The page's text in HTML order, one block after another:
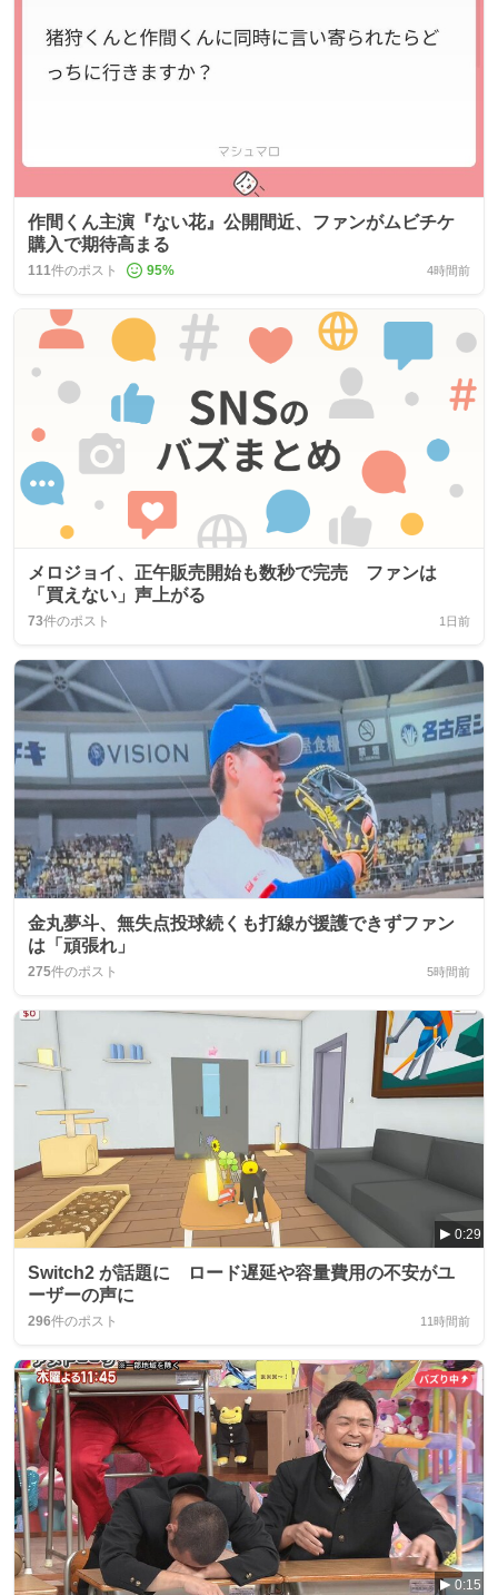
作間くん主演『ない花』公開間近、ファンがムビチケ
購入で期待高まる
111件のポスト 95% 4時間前
メロジョイ、正午販売開始も数秒で完売 ファンは
「買えない」声上がる
73件のポスト 1日前
金丸夢斗、無失点投球続くも打線が援護できずファン
は「頑張れ」
275件のポスト 5時間前
0:29
Switch2 が話題に ロード遅延や容量費用の不安がユ
ーザーの声に
296件のポスト 11時間前
0:15